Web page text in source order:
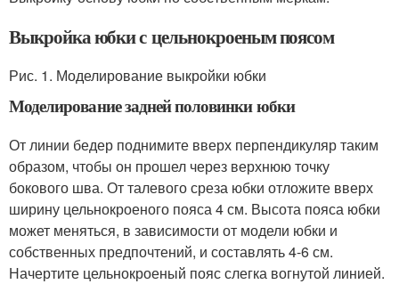
Выкройка юбки с цельнокроеным поясом
Рис. 1. Моделирование выкройки юбки
Моделирование задней половинки юбки
От линии бедер поднимите вверх перпендикуляр таким
образом, чтобы он прошел через верхнюю точку
бокового шва. От талевого среза юбки отложите вверх
ширину цельнокроеного пояса 4 см. Высота пояса юбки
может меняться, в зависимости от модели юбки и
собственных предпочтений, и составлять 4-6 см.
Начертите цельнокроеный пояс слегка вогнутой линией.